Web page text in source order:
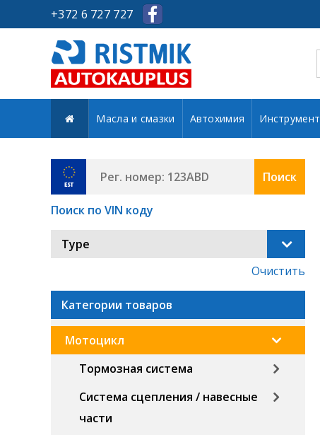
+372 6 727 727
Масла и смазки Автохимия Инструмент
Поиск
Поиск по VIN коду
Type
Очистить
Категории товаров
Мотоцикл
Тормозная система
Система сцепления / навесные
части